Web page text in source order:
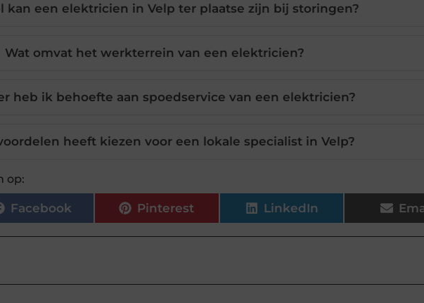
kan een elektricien in Velp ter plaatse zijn bij storingen?
Wat omvat het werkterrein van een elektricien?
heb ik behoefte aan spoedservice van een elektricien?
heeft kiezen voor een lokale specialist in Velp?
op:
Facebook Pinterest LinkedIn